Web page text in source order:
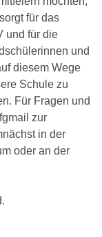
für das
und für die
und
diesem Wege
Schule zu
Für Fragen und
zur
in der
oder an der